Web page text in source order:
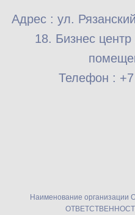
Адрес : ул.
18. Бизнес
Телефон :
Наименование